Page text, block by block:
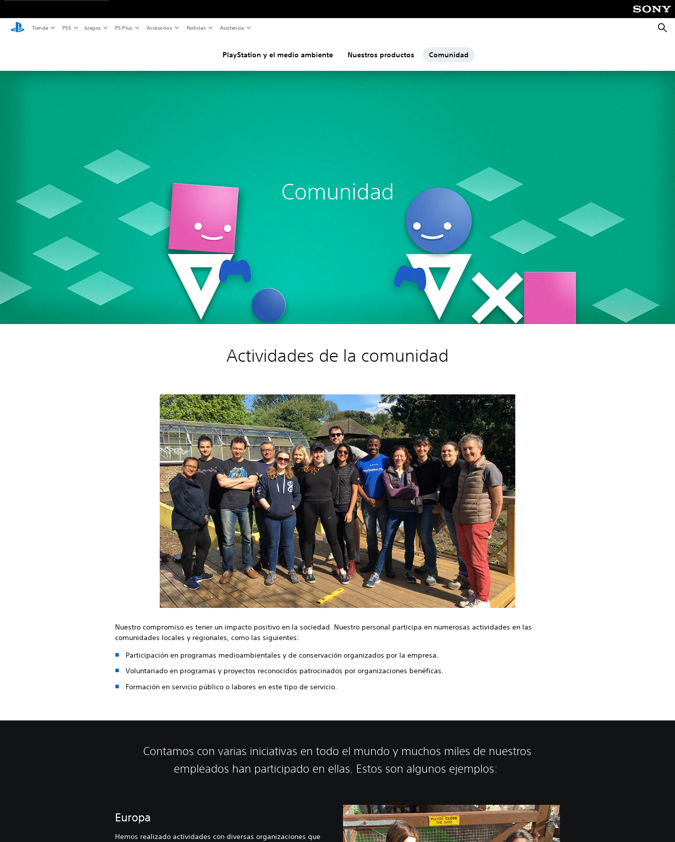
Tienda PS5 Juegos PS Plus Accesorios Noticias Asistencia
PlayStation y el medio ambiente Nuestros productos Comunidad
Comunidad
Actividades de la comunidad
Nuestro compromiso es tener un impacto positivo en la sociedad. Nuestro personal participa en numerosas actividades en las
comunidades locales y regionales, como las siguientes:
Participación en programas medioambientales y de conservación organizados por la empresa.
Voluntariado en programas y proyectos reconocidos patrocinados por organizaciones benéficas.
Formación en servicio público o labores en este tipo de servicio.
Contamos con varias iniciativas en todo el mundo y muchos miles de nuestros
empleados han participado en ellas. Estos son algunos ejemplos:
Europa
Hemos realizado actividades con diversas organizaciones que